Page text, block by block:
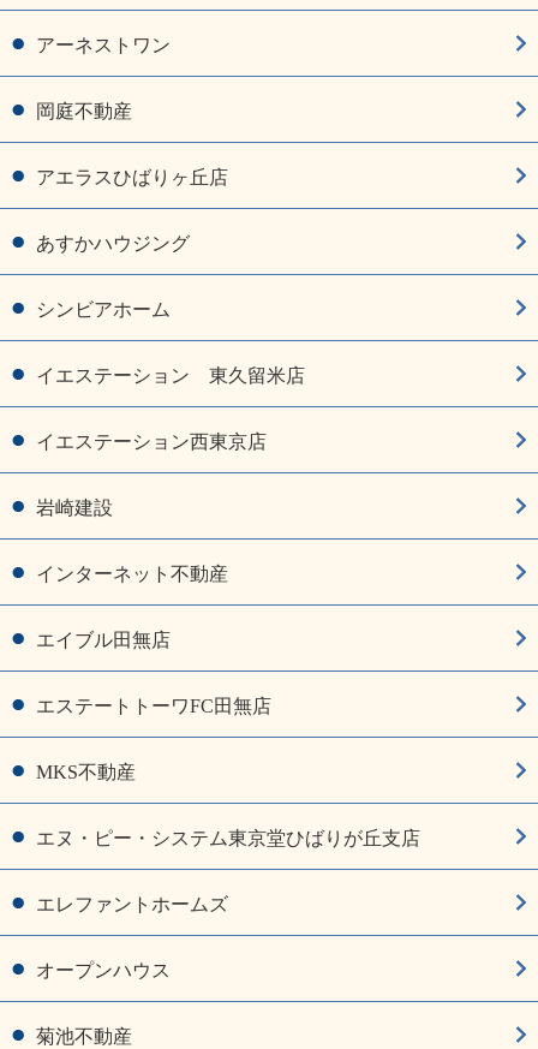
アーネストワン
岡庭不動産
アエラスひばりヶ丘店
あすかハウジング
シンビアホーム
イエステーション 東久留米店
イエステーション西東京店
岩崎建設
インターネット不動産
エイブル田無店
エステートトーワFC田無店
MKS不動産
エヌ・ピー・システム東京堂ひばりが丘支店
エレファントホームズ
オープンハウス
菊池不動産